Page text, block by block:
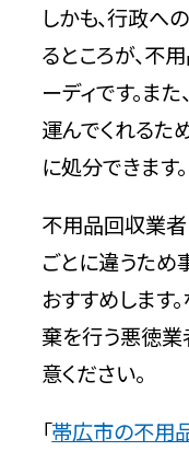
しかも、行政
るところが、不
ーディです。ま
運んでくれるた
に処分できます。
不用品回収業
ごとに違うため
おすすめします
棄を行う悪徳業
意ください。
「帯広市の不用